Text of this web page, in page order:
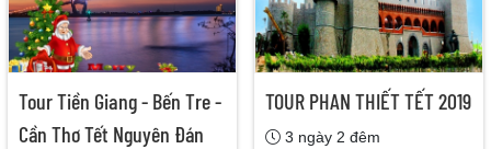
Tour Tiền Giang - Bến Tre -
Cần Thơ Tết Nguyên Đán
TOUR PHAN THIẾT TẾT 2019
3 ngày 2 đêm